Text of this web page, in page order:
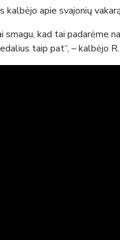
apie svajonių
smagu, kad tai padarėme
taip pat“, – kalbėjo